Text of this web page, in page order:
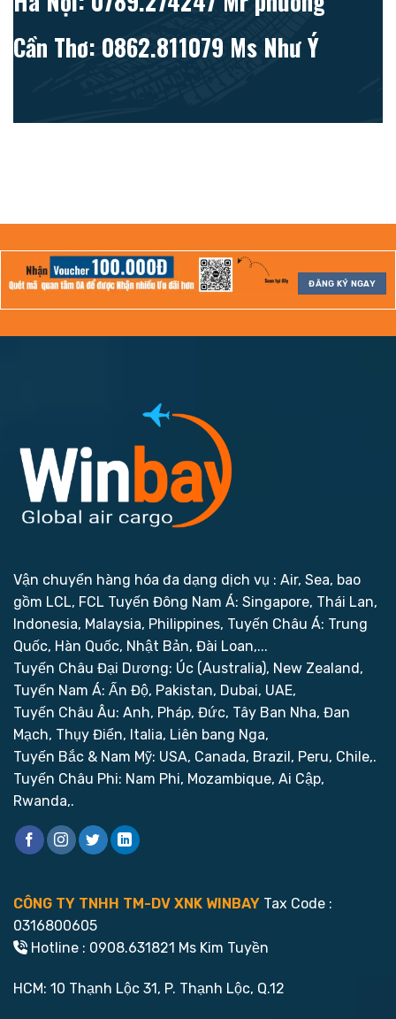
Cần Thơ: 0862.811079 Ms Như Ý
ĐĂNG KÝ NGAY
Vận chuyển hàng hóa đa dạng dịch vụ : Air, Sea, bao
gồm LCL, FCL Tuyến Đông Nam Á: Singapore, Thái Lan,
Indonesia, Malaysia, Philippines, Tuyến Châu Á: Trung
Quốc, Hàn Quốc, Nhật Bản, Đài Loan,...
Tuyến Châu Đại Dương: Úc (Australia), New Zealand,
Tuyến Nam Á: Ấn Độ, Pakistan, Dubai, UAE,
Tuyến Châu Âu: Anh, Pháp, Đức, Tây Ban Nha, Đan
Mạch, Thụy Điển, Italia, Liên bang Nga,
Tuyến Bắc & Nam Mỹ: USA, Canada, Brazil, Peru, Chile,.
Tuyến Châu Phi: Nam Phi, Mozambique, Ai Cập,
Rwanda,.
CÔNG TY TNHH TM-DV XNK WINBAY Tax Code :
0316800605
Hotline : 0908.631821 Ms Kim Tuyền
HCM: 10 Thạnh Lộc 31, P. Thạnh Lộc, Q.12